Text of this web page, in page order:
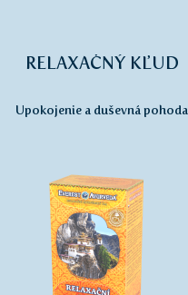
RELAXAČNÝ KĽUD
Upokojenie a duševná pohoda